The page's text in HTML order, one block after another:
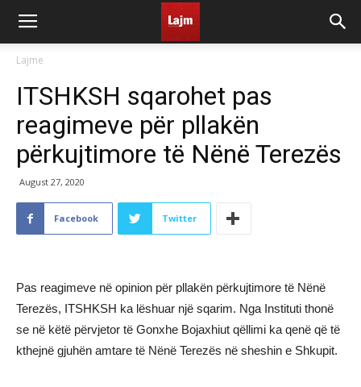
Lajme
ITSHKSH sqarohet pas
reagimeve për pllakën
përkujtimore të Nënë Terezës
August 27, 2020
Facebook Twitter
Pas reagimeve në opinion për pllakën përkujtimore të Nënë
Terezës, ITSHKSH ka lëshuar një sqarim. Nga Instituti thonë
se në këtë përvjetor të Gonxhe Bojaxhiut qëllimi ka qenë që të
kthejnë gjuhën amtare të Nënë Terezës në sheshin e Shkupit.